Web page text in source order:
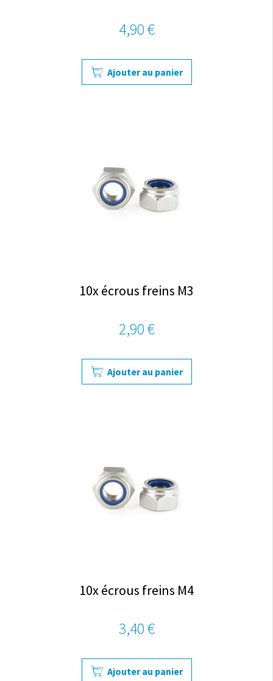
4,90 €
Ajouter au panier
10x écrous freins M3
2,90 €
Ajouter au panier
10x écrous freins M4
3,40 €
Ajouter au panier